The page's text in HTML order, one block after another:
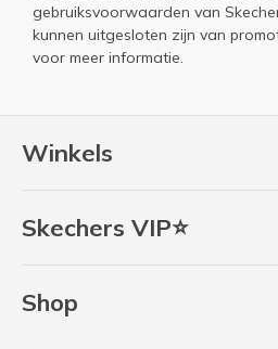
Winkels
Skechers VIP⭐
Shop
gebruiksvoorwaarden van
kunnen uitgesloten zijn van
voor meer informatie.